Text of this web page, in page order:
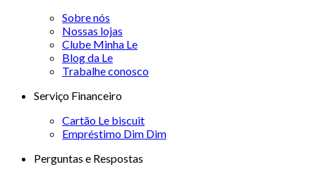
Sobre nós
Nossas lojas
Clube Minha Le
Blog da Le
Trabalhe conosco
Serviço Financeiro
Cartão Le biscuit
Empréstimo Dim Dim
Perguntas e Respostas